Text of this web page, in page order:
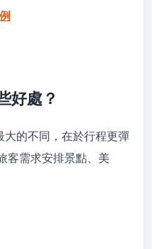
好處？
大的不同，在於行程更彈
客需求安排景點、美